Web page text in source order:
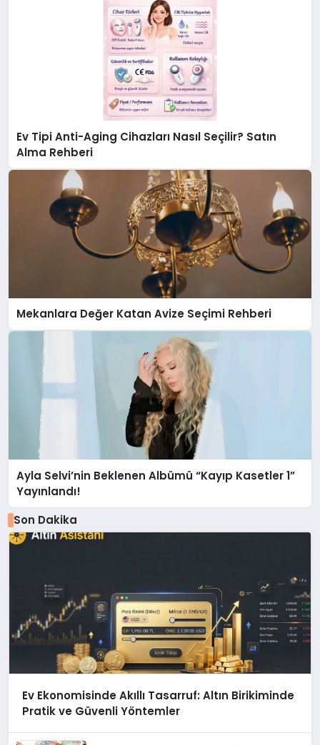
Ev Tipi Anti-Aging Cihazları Nasıl Seçilir? Satın
Alma Rehberi
Mekanlara Değer Katan Avize Seçimi Rehberi
Ayla Selvi’nin Beklenen Albümü “Kayıp Kasetler 1”
Yayınlandı!
Son Dakika
Ev Ekonomisinde Akıllı Tasarruf: Altın Birikiminde
Pratik ve Güvenli Yöntemler